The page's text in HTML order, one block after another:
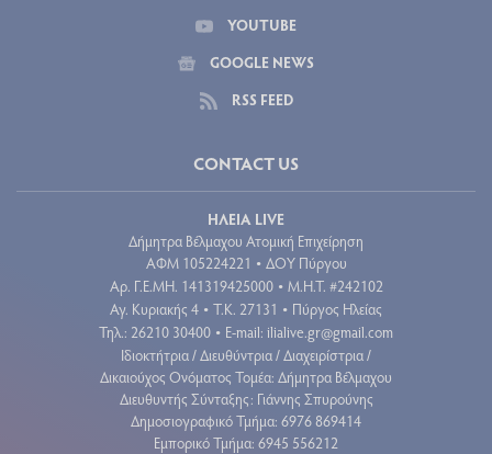
YOUTUBE
GOOGLE NEWS
RSS FEED
CONTACT US
ΗΛΕΙΑ LIVE
Δήμητρα Βέλμαχου Ατομική Επιχείρηση
ΑΦΜ 105224221 • ΔΟΥ Πύργου
Aρ. Γ.Ε.ΜΗ. 141319425000 • Μ.Η.Τ. #242102
Αγ. Κυριακής 4 • Τ.Κ. 27131 • Πύργος Ηλείας
Τηλ.: 26210 30400 • E-mail: ilialive.gr@gmail.com
Ιδιοκτήτρια / Διευθύντρια / Διαχειρίστρια /
Δικαιούχος Ονόματος Τομέα: Δήμητρα Βέλμαχου
Διευθυντής Σύνταξης: Γιάννης Σπυρούνης
Δημοσιογραφικό Τμήμα: 6976 869414
Εμπορικό Τμήμα: 6945 556212